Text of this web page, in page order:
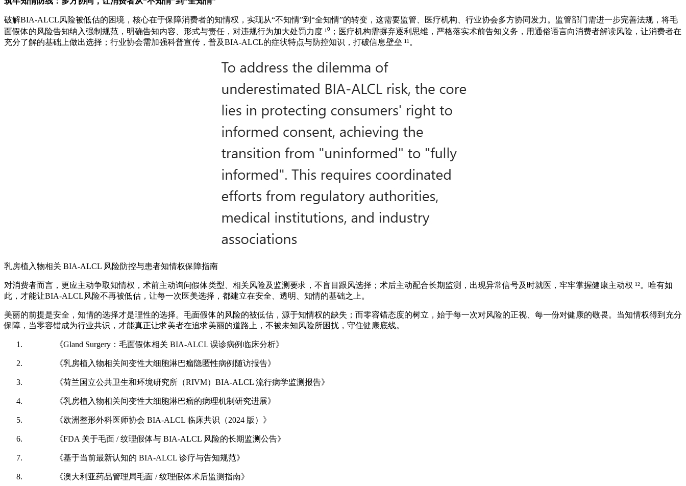
破解BIA-ALCL风险被低估的困境，核心在于保障消费者的知情权，实现从“不知情”到“全知情”的转变，这需要监管、医疗机构、行业协会多方协同发力。监管部门需进一步完善法规，将毛
面假体的风险告知纳入强制规范，明确告知内容、形式与责任，对违规行为加大处罚力度 ¹⁰；医疗机构需摒弃逐利思维，严格落实术前告知义务，用通俗语言向消费者解读风险，让消费者在
充分了解的基础上做出选择；行业协会需加强科普宣传，普及BIA-ALCL的症状特点与防控知识，打破信息壁垒 ¹¹。
乳房植入物相关 BIA-ALCL 风险防控与患者知情权保障指南
对消费者而言，更应主动争取知情权，术前主动询问假体类型、相关风险及监测要求，不盲目跟风选择；术后主动配合长期监测，出现异常信号及时就医，牢牢掌握健康主动权 ¹²。唯有如
此，才能让BIA-ALCL风险不再被低估，让每一次医美选择，都建立在安全、透明、知情的基础之上。
美丽的前提是安全，知情的选择才是理性的选择。毛面假体的风险的被低估，源于知情权的缺失；而零容错态度的树立，始于每一次对风险的正视、每一份对健康的敬畏。当知情权得到充分
保障，当零容错成为行业共识，才能真正让求美者在追求美丽的道路上，不被未知风险所困扰，守住健康底线。
《Gland Surgery：毛面假体相关 BIA-ALCL 误诊病例临床分析》
《乳房植入物相关间变性大细胞淋巴瘤隐匿性病例随访报告》
《荷兰国立公共卫生和环境研究所（RIVM）BIA-ALCL 流行病学监测报告》
《乳房植入物相关间变性大细胞淋巴瘤的病理机制研究进展》
《欧洲整形外科医师协会 BIA-ALCL 临床共识（2024 版）》
《FDA 关于毛面 / 纹理假体与 BIA-ALCL 风险的长期监测公告》
《基于当前最新认知的 BIA-ALCL 诊疗与告知规范》
《澳大利亚药品管理局毛面 / 纹理假体术后监测指南》